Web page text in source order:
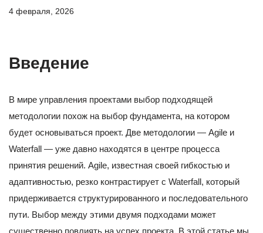
4 февраля, 2026
Введение
В мире управления проектами выбор подходящей
методологии похож на выбор фундамента, на котором
будет основываться проект. Две методологии — Agile и
Waterfall — уже давно находятся в центре процесса
принятия решений. Agile, известная своей гибкостью и
адаптивностью, резко контрастирует с Waterfall, который
придерживается структурированного и последовательного
пути. Выбор между этими двумя подходами может